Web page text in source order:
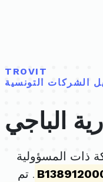
TROVIT
الشركات التونسية
الباجي
ذات المسؤولية
. تم